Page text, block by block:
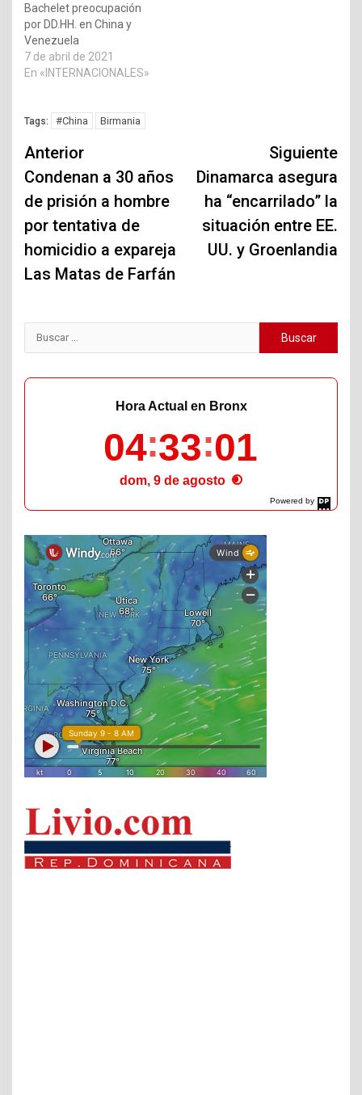
Bachelet preocupación
por DD.HH. en China y
Venezuela
7 de abril de 2021
En «INTERNACIONALES»
Tags: #China Birmania
Navegación
de
entradas
Anterior
Condenan a 30 años
de prisión a hombre
por tentativa de
homicidio a expareja
Las Matas de Farfán
Siguiente
Dinamarca asegura
ha “encarrilado” la
situación entre EE.
UU. y Groenlandia
Buscar:
Powered by
DaysPedia.com
Hora Actual en Bronx
04 33 02
dom, 9 de agosto